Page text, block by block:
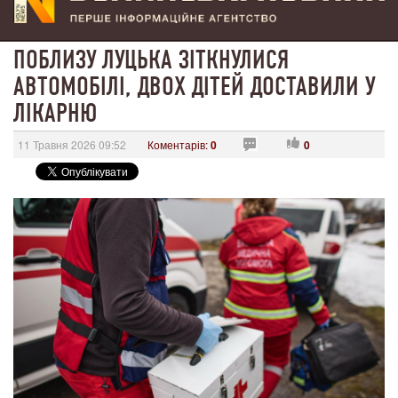
ПОБЛИЗУ ЛУЦЬКА ЗІТКНУЛИСЯ
АВТОМОБІЛІ, ДВОХ ДІТЕЙ ДОСТАВИЛИ У
ЛІКАРНЮ
11 Травня 2026 09:52 Коментарів:0 0